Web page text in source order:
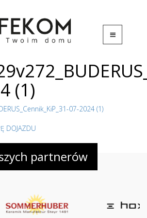
(1)
07-2024 (1)
DOJAZDU
partnerów